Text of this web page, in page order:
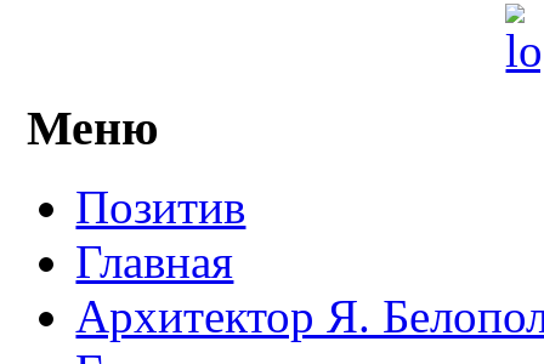
Меню
Позитив
Главная
Архитектор Я.